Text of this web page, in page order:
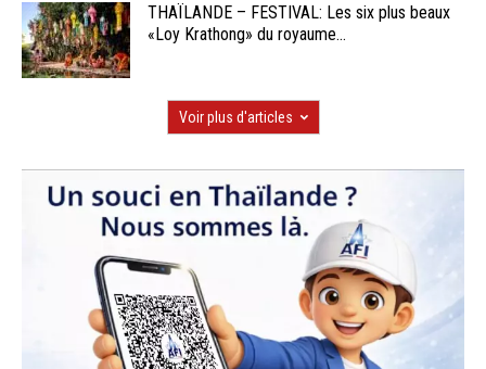
THAÏLANDE – FESTIVAL: Les six plus beaux
«Loy Krathong» du royaume...
Voir plus d'articles